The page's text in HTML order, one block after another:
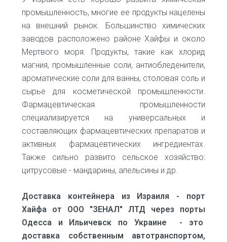
промышленность, многие ее продукты нацелены
на внешний рынок. Большинство химических
заводов расположено районе Хайфы и около
Мертвого моря. Продукты, такие как хлорид
магния, промышленные соли, антиобледенители,
ароматические соли для ванны, столовая соль и
сырье для косметической промышленности.
Фармацевтическая промышленности
специализируется на универсальных и
составляющих фармацевтических препаратов и
активных фармацевтических ингредиентах.
Также сильно развито сельское хозяйство:
цитрусовые - мандарины, апельсины и др.
Доставка контейнера из Израиля - порт
Хайфа от ООО "ЗЕНАЛ" ЛТД через порты
Одесса и Ильичевск по Украине - это
доставка собственным автотранспортом,